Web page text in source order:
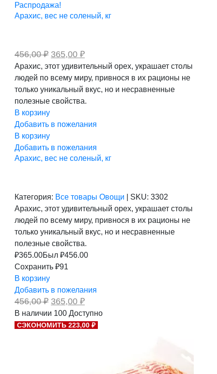
Распродажа!
Арахис, вес не соленый, кг
456,00₽ Первоначальная
цена
составляла
456,00 ₽.
365,00 ₽Текущая
цена:
365,00 ₽.
Арахис, этот удивительный орех, украшает столы
людей по всему миру, привнося в их рационы не
только уникальный вкус, но и несравненные
полезные свойства.
В корзину
Добавить в пожелания
В корзину
Добавить в пожелания
Арахис, вес не соленый, кг
Категория: Все товары Овощи SKU: 3302
Арахис, этот удивительный орех, украшает столы
людей по всему миру, привнося в их рационы не
только уникальный вкус, но и несравненные
полезные свойства.
₽365.00Был ₽456.00
Сохранить ₽91
В корзину
Добавить в пожелания
456,00₽ Первоначальная
цена
составляла
456,00 ₽.
365,00 ₽Текущая
цена:
365,00 ₽.
В наличии 100 Доступно
СЭКОНОМИТЬ 223,00 ₽